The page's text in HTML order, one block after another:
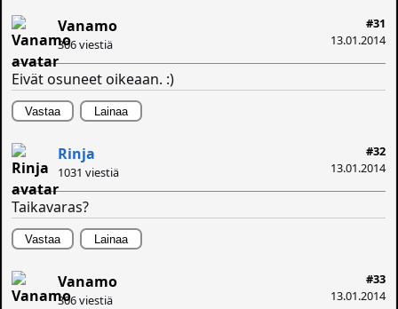
#31
13.01.2014
Vanamo
306 viestiä
Eivät osuneet oikeaan. :)
Vastaa Lainaa
#32
13.01.2014
Rinja
1031 viestiä
Taikavaras?
Vastaa Lainaa
#33
13.01.2014
Vanamo
306 viestiä